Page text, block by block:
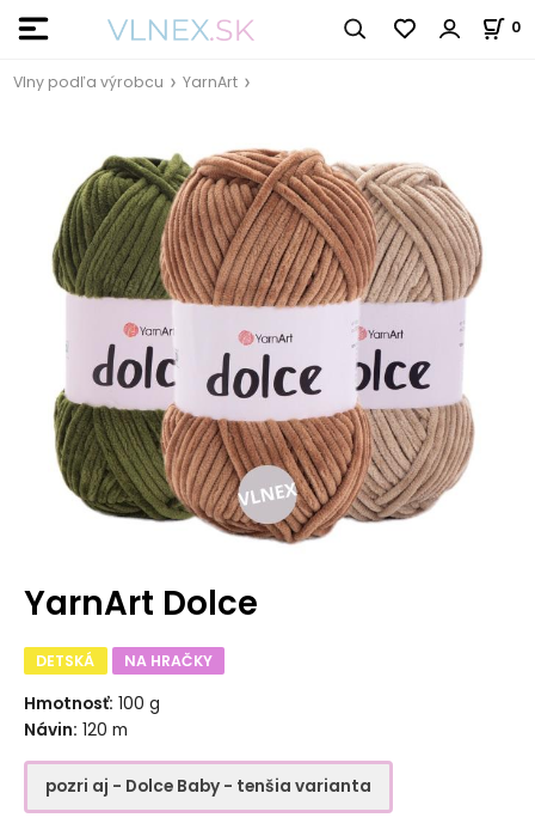
0
Vlny podľa výrobcu YarnArt
YarnArt Dolce
DETSKÁ NA HRAČKY
Hmotnosť: 100 g
Návin: 120 m
pozri aj - Dolce Baby - tenšia varianta